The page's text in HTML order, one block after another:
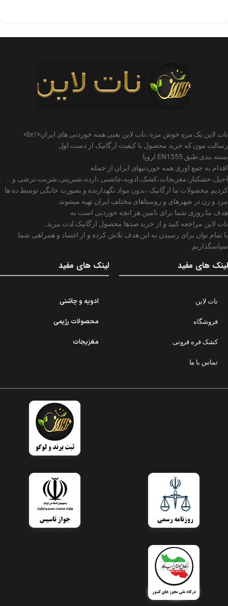
نات لاین یک مزهِ خوش مزه ،نات لاین یعنی همه خوردنی های ایران</br>
رسالت مون که خرید محصول با کیفیت ارگانیک از دست اول
بسته بندی طبق EN1555 اروپا
اقدام به جمع اوری همه خوردنیهای ایران از جمله
اجیل،خشکبار،مغزیجات،کشک،ادویه،چاشنی ،ارده،شیرینی،شربت،ترشی و ..
کردیم.محصولات ما ارگانیک ،بدون مواد نگهدارنده و بصورت خانگی توسط ده ها
مرد و زن در شهرهای و روستاهای مختلف ایران تهیه میشوند.
هدف ما:روزی شما برای تامین هر انچه خوردنی است به
نات لاین مراجعه کنید و از خرید صدها محصول ارگانیک لذت ببرید.
با تمام توان برای رسیدن به این هدف تلاش کرده و از اعتماد و همراهی شما
سپاسگذاریم .
لینک های مفید
نات لاین
فروشگاه
کشک قره قروتی
تماس با ما
لینک های مفید
ادویه و چاشنی
محصولات رژیمی
مغزیجات